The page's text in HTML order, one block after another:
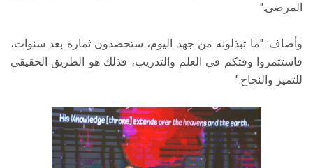
المرضى."
وأضاف: "ما تبذلونه من جهد اليوم، ستحصدون ثماره بعد سنوات،
فاستثمروا وقتكم في العلم والتدريب، فذلك هو الطريق الحقيقي
للتميز والنجاح."